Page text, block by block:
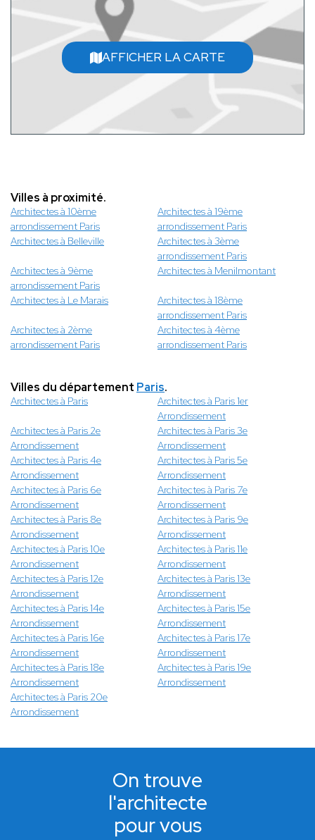
AFFICHER LA CARTE
Villes à proximité.
Architectes à 10ème
arrondissement Paris
Architectes à 19ème
arrondissement Paris
Architectes à Belleville
Architectes à 3ème
arrondissement Paris
Architectes à 9ème
arrondissement Paris
Architectes à Menilmontant
Architectes à Le Marais
Architectes à 18ème
arrondissement Paris
Architectes à 2ème
arrondissement Paris
Architectes à 4ème
arrondissement Paris
Villes du département Paris.
Architectes à Paris
Architectes à Paris 1er
Arrondissement
Architectes à Paris 2e
Arrondissement
Architectes à Paris 3e
Arrondissement
Architectes à Paris 4e
Arrondissement
Architectes à Paris 5e
Arrondissement
Architectes à Paris 6e
Arrondissement
Architectes à Paris 7e
Arrondissement
Architectes à Paris 8e
Arrondissement
Architectes à Paris 9e
Arrondissement
Architectes à Paris 10e
Arrondissement
Architectes à Paris 11e
Arrondissement
Architectes à Paris 12e
Arrondissement
Architectes à Paris 13e
Arrondissement
Architectes à Paris 14e
Arrondissement
Architectes à Paris 15e
Arrondissement
Architectes à Paris 16e
Arrondissement
Architectes à Paris 17e
Arrondissement
Architectes à Paris 18e
Arrondissement
Architectes à Paris 19e
Arrondissement
Architectes à Paris 20e
Arrondissement
On trouve
l'architecte
pour vous